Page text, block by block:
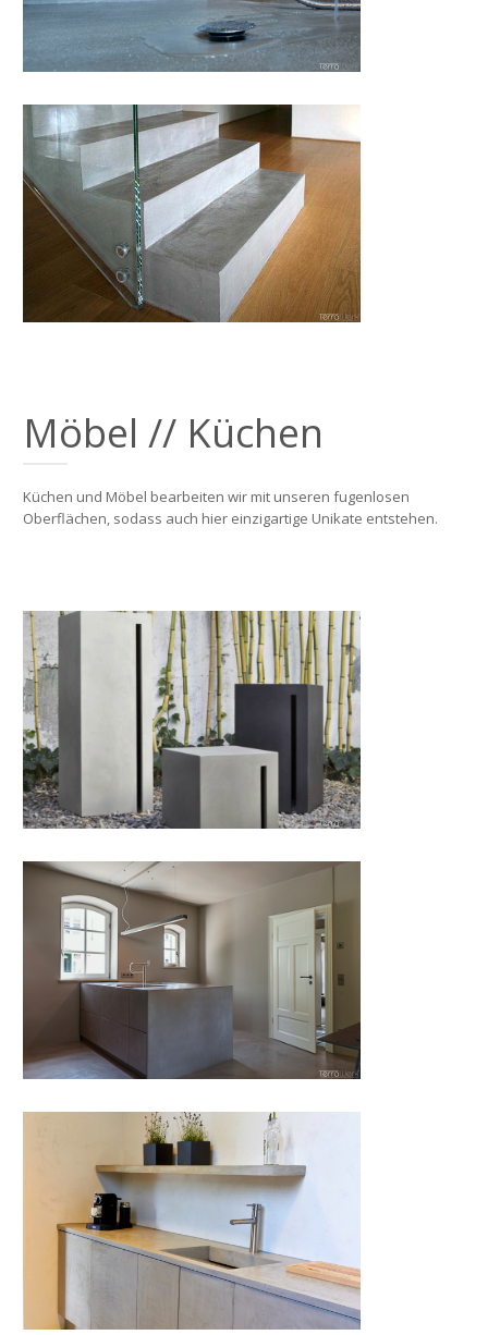
Möbel // Küchen
Küchen und Möbel bearbeiten wir mit unseren fugenlosen
Oberflächen, sodass auch hier einzigartige Unikate entstehen.